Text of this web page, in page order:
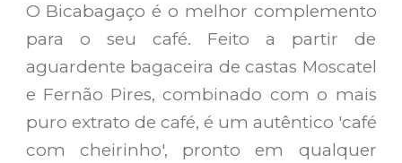
O Bicabagaço é o melhor complemento
para o seu café. Feito a partir de
aguardente bagaceira de castas Moscatel
e Fernão Pires, combinado com o mais
puro extrato de café, é um autêntico 'café
com cheirinho', pronto em qualquer